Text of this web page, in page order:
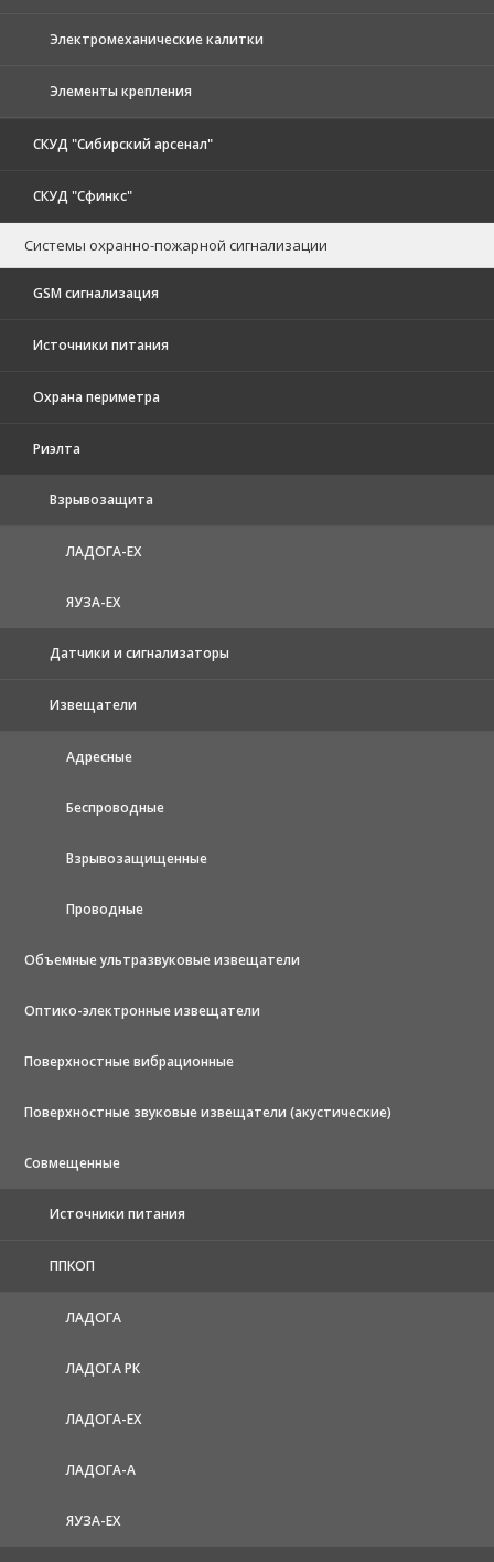
Электромеханические калитки
Элементы крепления
СКУД "Сибирский арсенал"
СКУД "Сфинкс"
Системы охранно-пожарной сигнализации
GSM сигнализация
Источники питания
Охрана периметра
Риэлта
Взрывозащита
ЛАДОГА-EX
ЯУЗА-ЕХ
Датчики и сигнализаторы
Извещатели
Адресные
Беспроводные
Взрывозащищенные
Проводные
Объемные ультразвуковые извещатели
Оптико-электронные извещатели
Поверхностные вибрационные
Поверхностные звуковые извещатели (акустические)
Совмещенные
Источники питания
ППКОП
ЛАДОГА
ЛАДОГА РК
ЛАДОГА-EX
ЛАДОГА-А
ЯУЗА-ЕХ